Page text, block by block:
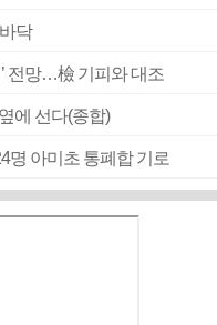
닥
전망…檢 기피와 대조
에 선다(종합)
아미초 통폐합 기로